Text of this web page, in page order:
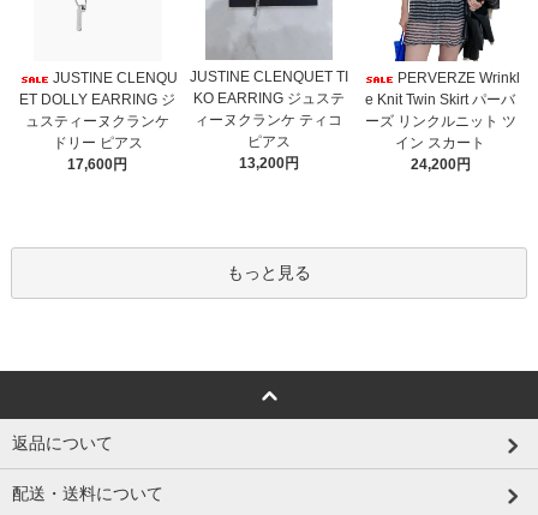
JUSTINE CLENQU
ET DOLLY EARRING ジ
ュスティーヌクランケ
ドリー ピアス
17,600円
JUSTINE CLENQUET TI
KO EARRING ジュステ
ィーヌクランケ ティコ
ピアス
13,200円
PERVERZE Wrinkl
e Knit Twin Skirt パーバ
ーズ リンクルニット ツ
イン スカート
24,200円
もっと見る
返品について
配送・送料について